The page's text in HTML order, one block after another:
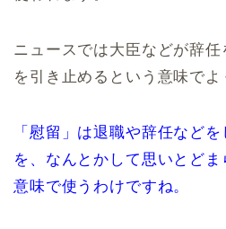
ニュースでは大臣などが辞
を引き止めるという意味でよ
「慰留」は退職や辞任など
を、なんとかして思いとどま
意味で使うわけですね。